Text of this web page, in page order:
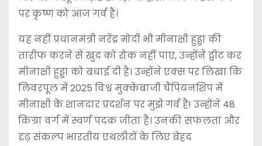
पर कृष्ण को आज गर्व है।
यह नहीं प्रधानमंत्री नरेंद्र मोदी भी मीनाक्षी हुड्डा की
तारीफ करने से खुद को रोक नहीं पाए, उन्होंने ट्वीट कर
मीनाक्षी हुड्डा को बधाई दी है। उन्होंने एक्स पर लिखा कि
लिवरपूल में 2025 विश्व मुक्केबाजी चैंपियनशिप में
मीनाक्षी के शानदार प्रदर्शन पर मुझे गर्व है! उन्होंने 48
किग्रा वर्ग में स्वर्ण पदक जीता है। उनकी सफलता और
दृढ़ संकल्प भारतीय एथलीटों के लिए बेहद